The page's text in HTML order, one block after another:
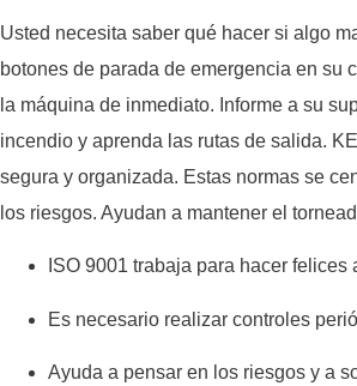
Usted necesita saber qué hacer si algo
botones de parada de emergencia en su
la máquina de inmediato. Informe a su
incendio y aprenda las rutas de salida.
segura y organizada. Estas normas se
los riesgos. Ayudan a mantener el
ISO 9001 trabaja para hacer
Es necesario realizar controles
Ayuda a pensar en los riesgos y a